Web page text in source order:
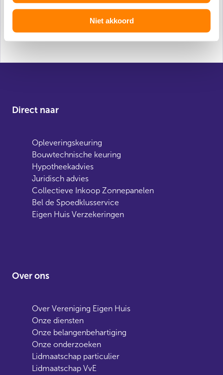
Niet akkoord
Direct naar
Opleveringskeuring
Bouwtechnische keuring
Hypotheekadvies
Juridisch advies
Collectieve Inkoop Zonnepanelen
Bel de Spoedklusservice
Eigen Huis Verzekeringen
Over ons
Over Vereniging Eigen Huis
Onze diensten
Onze belangenbehartiging
Onze onderzoeken
Lidmaatschap particulier
Lidmaatschap VvE